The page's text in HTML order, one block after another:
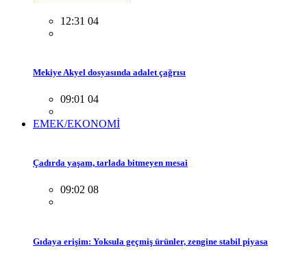
12:31 04
Mekiye Akyel dosyasında adalet çağrısı
09:01 04
EMEK/EKONOMİ
Çadırda yaşam, tarlada bitmeyen mesai
09:02 08
Gıdaya erişim: Yoksula geçmiş ürünler, zengine stabil piyasa